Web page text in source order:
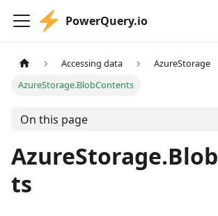
PowerQuery.io
Accessing data
AzureStorage
AzureStorage.BlobContents
On this page
ts